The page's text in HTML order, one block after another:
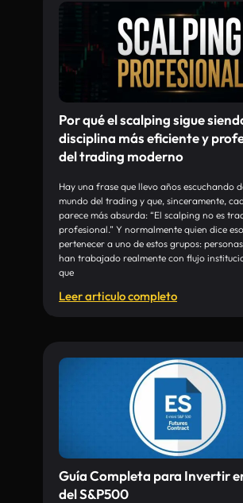
Por qué el scalping sigue
disciplina más eficiente y
del trading moderno
Hay una frase que llevo años escuchando
mundo del trading y que, sinceramente,
parece más absurda: “El scalping no es
profesional.” Y normalmente quien dice
pertenecer a uno de estos grupos:
han trabajado realmente con flujo
que
Leer articulo completo
Guía Completa para Invertir
del S&P500